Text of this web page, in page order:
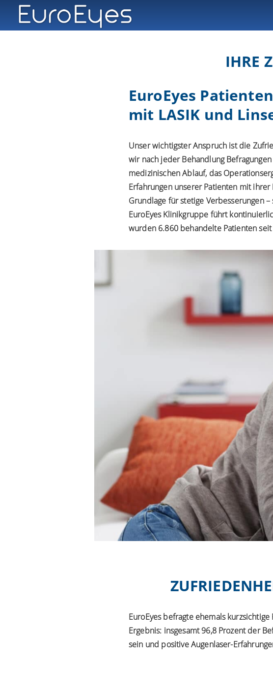
IHRE
EuroEyes
mit LASIK und
Unser wichtigster Anspruch ist die
wir nach jeder Behandlung
medizinischen Ablauf, das
Erfahrungen unserer Patienten mit
Grundlage für stetige Verbesserungen
EuroEyes Klinikgruppe führt
wurden 6.860 behandelte Patienten
EuroEyes befragte ehemals
Ergebnis: insgesamt 96,8 Prozent der
sein und positive Augenlaser-